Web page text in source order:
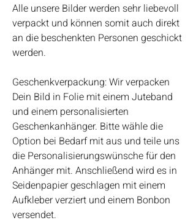
Alle unsere Bilder werden sehr liebevoll
verpackt und können somit auch direkt
an die beschenkten Personen geschickt
werden.
Geschenkverpackung: Wir verpacken
Dein Bild in Folie mit einem Juteband
und einem personalisierten
Geschenkanhänger. Bitte wähle die
Option bei Bedarf mit aus und teile uns
die Personalisierungswünsche für den
Anhänger mit. Anschließend wird es in
Seidenpapier geschlagen mit einem
Aufkleber verziert und einem Bonbon
versendet.